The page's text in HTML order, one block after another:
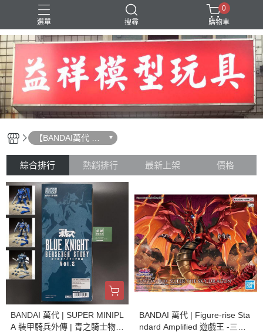
選單 搜尋
SD 三國創傑傳
0
購物車
【BANDAI萬代 組
裝模型】
綜合排行 熱銷排行 最新上架 價格
BANDAI 萬代 | SUPER MINIPL
A 裝甲騎兵外傳 | 青之騎士物語
BANDAI 萬代 | Figure-rise Sta
ndard Amplified 遊戲王 -三幻